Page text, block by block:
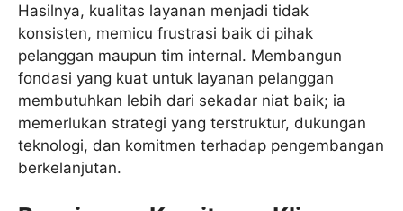
Hasilnya, kualitas layanan menjadi tidak
konsisten, memicu frustrasi baik di pihak
pelanggan maupun tim internal. Membangun
fondasi yang kuat untuk layanan pelanggan
membutuhkan lebih dari sekadar niat baik; ia
memerlukan strategi yang terstruktur, dukungan
teknologi, dan komitmen terhadap pengembangan
berkelanjutan.